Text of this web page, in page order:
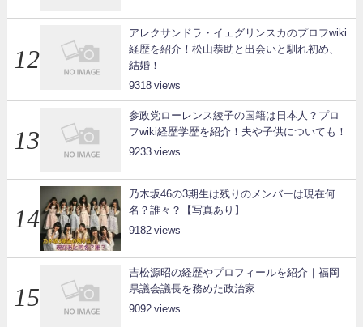
アレクサンドラ・イェグリンスカのプロフwiki
経歴を紹介！松山恭助と出会いと馴れ初め、
結婚！
9318
参政党ローレンス綾子の国籍は日本人？プロ
フwiki経歴学歴を紹介！夫や子供についても！
9233
乃木坂46の3期生は残りのメンバーは現在何
名？誰々？【写真あり】
9182
吉松源昭の経歴やプロフィールを紹介｜福岡
県議会議長を務めた政治家
9092